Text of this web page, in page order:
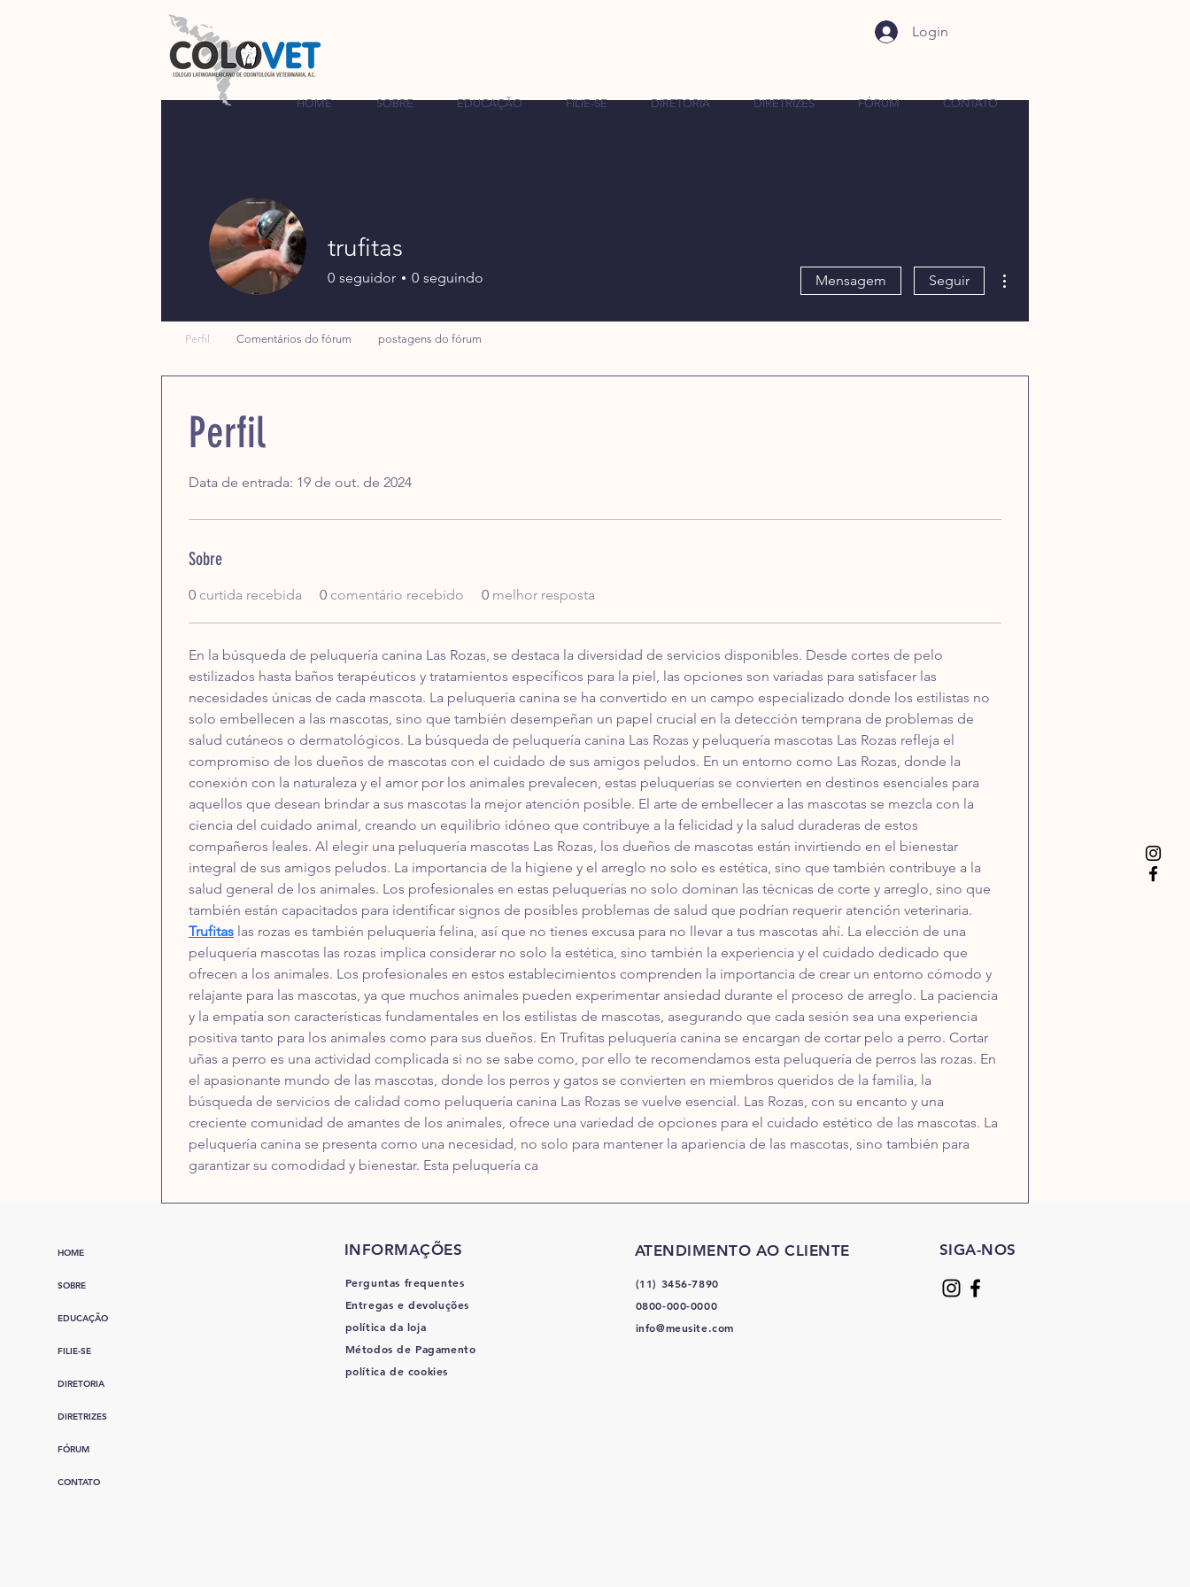
HOME SOBRE EDUCAÇÃO FILIE-SE DIRETORIA DIRETRIZES FÓRUM CONTATO
Login
Perfil
Data de entrada: 19 de out. de 2024
Sobre
0 curtida recebida 0 comentário recebido 0 melhor resposta
En la búsqueda de peluquería canina Las Rozas, se destaca la diversidad de servicios disponibles. Desde cortes de pelo
estilizados hasta baños terapéuticos y tratamientos específicos para la piel, las opciones son variadas para satisfacer las
necesidades únicas de cada mascota. La peluquería canina se ha convertido en un campo especializado donde los estilistas no
solo embellecen a las mascotas, sino que también desempeñan un papel crucial en la detección temprana de problemas de
salud cutáneos o dermatológicos. La búsqueda de peluquería canina Las Rozas y peluquería mascotas Las Rozas refleja el
compromiso de los dueños de mascotas con el cuidado de sus amigos peludos. En un entorno como Las Rozas, donde la
conexión con la naturaleza y el amor por los animales prevalecen, estas peluquerías se convierten en destinos esenciales para
aquellos que desean brindar a sus mascotas la mejor atención posible. El arte de embellecer a las mascotas se mezcla con la
ciencia del cuidado animal, creando un equilibrio idóneo que contribuye a la felicidad y la salud duraderas de estos
compañeros leales. Al elegir una peluquería mascotas Las Rozas, los dueños de mascotas están invirtiendo en el bienestar
integral de sus amigos peludos. La importancia de la higiene y el arreglo no solo es estética, sino que también contribuye a la
salud general de los animales. Los profesionales en estas peluquerías no solo dominan las técnicas de corte y arreglo, sino que
también están capacitados para identificar signos de posibles problemas de salud que podrían requerir atención veterinaria.
Trufitas las rozas es también peluquería felina, así que no tienes excusa para no llevar a tus mascotas ahí. La elección de una
peluquería mascotas las rozas implica considerar no solo la estética, sino también la experiencia y el cuidado dedicado que
ofrecen a los animales. Los profesionales en estos establecimientos comprenden la importancia de crear un entorno cómodo y
relajante para las mascotas, ya que muchos animales pueden experimentar ansiedad durante el proceso de arreglo. La paciencia
y la empatía son características fundamentales en los estilistas de mascotas, asegurando que cada sesión sea una experiencia
positiva tanto para los animales como para sus dueños. En Trufitas peluquería canina se encargan de cortar pelo a perro. Cortar
uñas a perro es una actividad complicada si no se sabe como, por ello te recomendamos esta peluquería de perros las rozas. En
el apasionante mundo de las mascotas, donde los perros y gatos se convierten en miembros queridos de la familia, la
búsqueda de servicios de calidad como peluquería canina Las Rozas se vuelve esencial. Las Rozas, con su encanto y una
creciente comunidad de amantes de los animales, ofrece una variedad de opciones para el cuidado estético de las mascotas. La
peluquería canina se presenta como una necesidad, no solo para mantener la apariencia de las mascotas, sino también para
garantizar su comodidad y bienestar. Esta peluquería ca
trufitas
0 seguidor 0 seguindo Mensagem Seguir
Perfil Comentários do fórum postagens do fórum
HOME
SOBRE
EDUCAÇÃO
FILIE-SE
DIRETORIA
DIRETRIZES
FÓRUM
CONTATO
INFORMAÇÕES
Perguntas frequentes
Entregas e devoluções
política da loja
Métodos de Pagamento
política de cookies
ATENDIMENTO AO CLIENTE
(11) 3456-7890
0800-000-0000
info@meusite.com
SIGA-NOS